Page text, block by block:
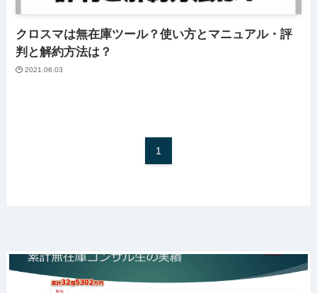
クロスマは無在庫ツール？使い方とマニュアル・評
判と解約方法は？
2021.06.03
1